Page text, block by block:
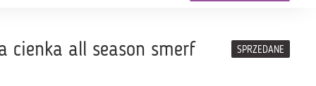
cienka all season smerf SPRZEDANE